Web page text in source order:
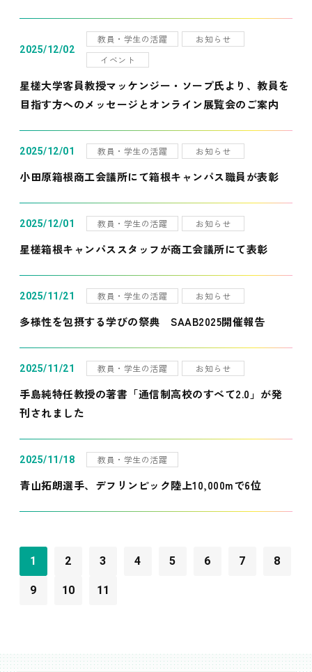
2025/12/02
教員・学生の活躍
お知らせ
イベント
星槎大学客員教授マッケンジー・ソープ氏より、教員を
目指す方へのメッセージとオンライン展覧会のご案内
2025/12/01 教員・学生の活躍 お知らせ
小田原箱根商工会議所にて箱根キャンパス職員が表彰
2025/12/01 教員・学生の活躍 お知らせ
星槎箱根キャンパススタッフが商工会議所にて表彰
2025/11/21 教員・学生の活躍 お知らせ
多様性を包摂する学びの祭典 SAAB2025開催報告
2025/11/21 教員・学生の活躍 お知らせ
手島純特任教授の著書「通信制高校のすべて2.0」が発
刊されました
2025/11/18 教員・学生の活躍
青山拓朗選手、デフリンピック陸上10,000mで6位
1 2 3 4 5 6 7 8
9 10 11